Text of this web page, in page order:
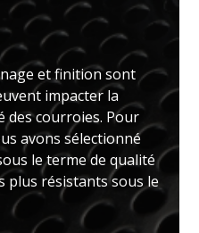
et finition sont
impacter la
des courroies. Pour
avons sélectionné
le terme de qualité
plus résistants sous le